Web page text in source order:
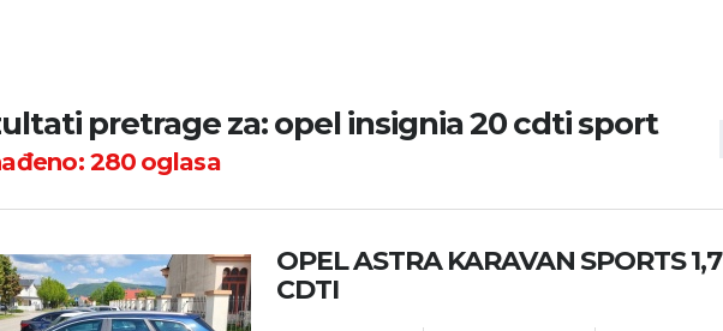
pretrage za: opel insignia 20 cdti sport
280oglasa
OPEL ASTRA KARAVAN SPORTS 1,7
CDTI